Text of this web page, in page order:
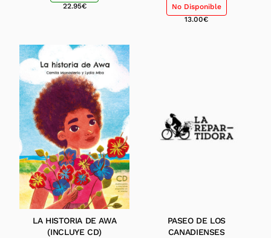
22.95€
No Disponible
13.00€
LA HISTORIA DE AWA
(INCLUYE CD)
PASEO DE LOS
CANADIENSES